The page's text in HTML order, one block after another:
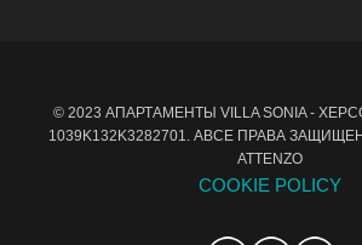
© 2023 АПАРТАМЕНТЫ VILLA SONIA -
1039Κ132Κ3282701. AВСЕ ПРАВА
ATTENZO
COOKIE POLICY